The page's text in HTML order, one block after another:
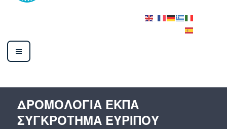
ΚΤΕΛ ΝΟΜΟΥ ΕΥΒΟΙΑΣ Α.Ε.
ΔΡΟΜΟΛΌΓΙΑ ΕΚΠΑ
ΣΥΓΚΡΌΤΗΜΑ ΕΥΡΊΠΟΥ